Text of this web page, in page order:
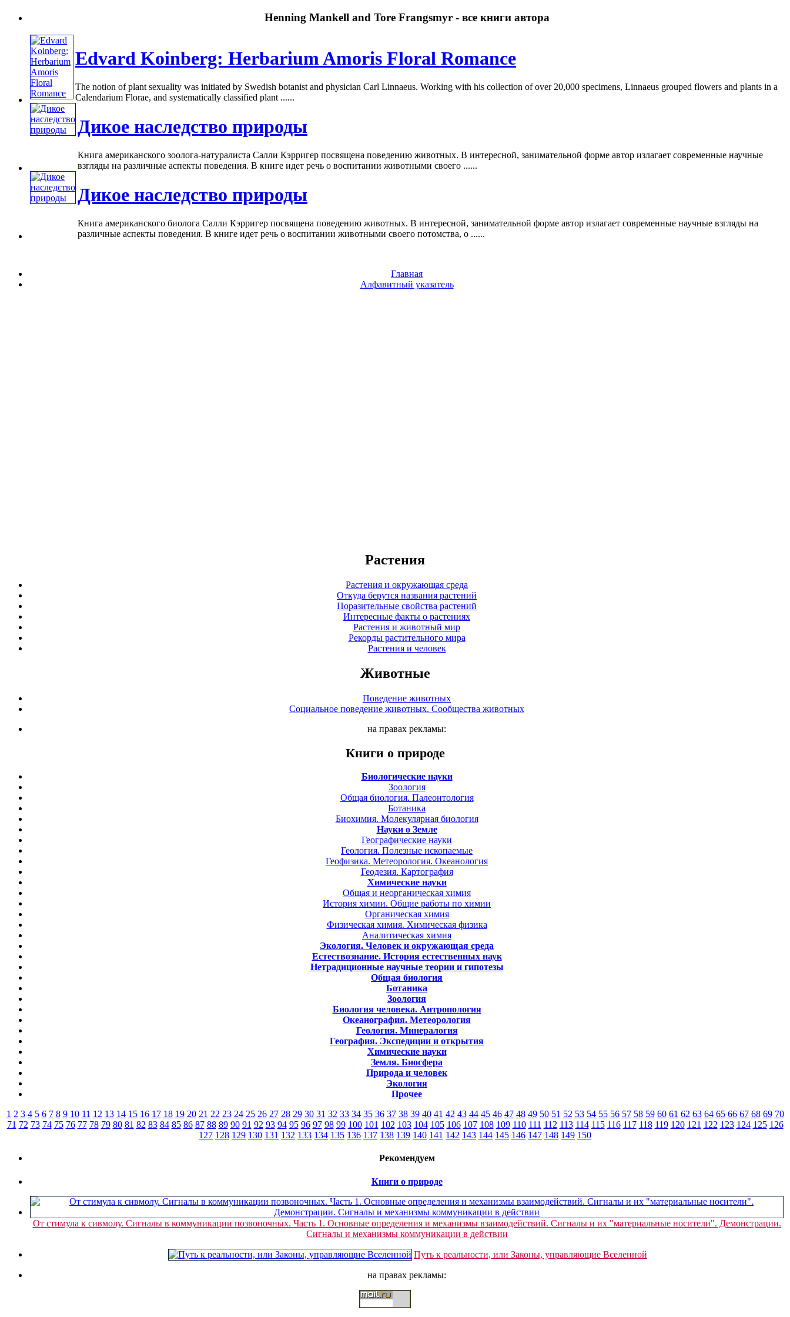
Henning Mankell and Tore Frangsmyr - все книги автора
Edvard Koinberg: Herbarium Amoris Floral Romance
The notion of plant sexuality was initiated by Swedish botanist and physician Carl Linnaeus. Working with his collection of over 20,000 specimens, Linnaeus grouped flowers and plants in a
Calendarium Florae, and systematically classified plant ......
Дикое наследство природы
Книга американского зоолога-натуралиста Салли Кэрригер посвящена поведению животных. В интересной, занимательной форме автор излагает современные научные
взгляды на различные аспекты поведения. В книге идет речь о воспитании животными своего ......
Дикое наследство природы
Книга американского биолога Салли Кэрригер посвящена поведению животных. В интересной, занимательной форме автор излагает современные научные взгляды на
различные аспекты поведения. В книге идет речь о воспитании животными своего потомства, о ......
Главная
Алфавитный указатель
Растения
Растения и окружающая среда
Откуда берутся названия растений
Поразительные свойства растений
Интересные факты о растениях
Растения и животный мир
Рекорды растительного мира
Растения и человек
Животные
Поведение животных
Социальное поведение животных. Сообщества животных
на правах рекламы:
Книги о природе
Биологические науки
Зоология
Общая биология. Палеонтология
Ботаника
Биохимия. Молекулярная биология
Науки о Земле
Географические науки
Геология. Полезные ископаемые
Геофизика. Метеорология. Океанология
Геодезия. Картография
Химические науки
Общая и неорганическая химия
История химии. Общие работы по химии
Органическая химия
Физическая химия. Химическая физика
Аналитическая химия
Экология. Человек и окружающая среда
Естествознание. История естественных наук
Нетрадиционные научные теории и гипотезы
Общая биология
Ботаника
Зоология
Биология человека. Антропология
Океанография. Метеорология
Геология. Минералогия
География. Экспедиции и открытия
Химические науки
Земля. Биосфера
Природа и человек
Экология
Прочее
1 2 3 4 5 6 7 8 9 10 11 12 13 14 15 16 17 18 19 20 21 22 23 24 25 26 27 28 29 30 31 32 33 34 35 36 37 38 39 40 41 42 43 44 45 46 47 48 49 50 51 52 53 54 55 56 57 58 59 60 61 62 63 64 65 66 67 68 69 70
71 72 73 74 75 76 77 78 79 80 81 82 83 84 85 86 87 88 89 90 91 92 93 94 95 96 97 98 99 100 101 102 103 104 105 106 107 108 109 110 111 112 113 114 115 116 117 118 119 120 121 122 123 124 125 126
127 128 129 130 131 132 133 134 135 136 137 138 139 140 141 142 143 144 145 146 147 148 149 150
Рекомендуем
Книги о природе
От стимула к сивмолу. Сигналы в коммуникации позвоночных. Часть 1. Основные определения и механизмы взаимодействий. Сигналы и их "материальные носители". Демонстрации.
Сигналы и механизмы коммуникации в действии
Путь к реальности, или Законы, управляющие Вселенной
на правах рекламы: